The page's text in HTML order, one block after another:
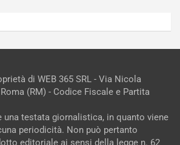
di WEB 365 SRL - Via Nicola
(RM) - Codice Fiscale e Partita
una testata giornalistica, in quanto viene
periodicità. Non può pertanto
editoriale ai sensi della legge n. 62